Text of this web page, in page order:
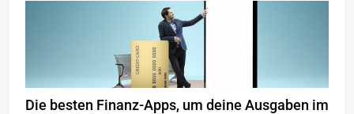
Die besten Finanz-Apps, um deine Ausgaben im